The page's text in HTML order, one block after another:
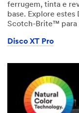
ferrugem, tinta e
base. Explore
Scotch-Brite™ para
Disco XT Pro